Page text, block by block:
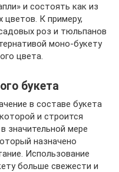
и состоять как из
цветов. К примеру,
роз и тюльпанов
моно-букету
цвета.
букета
в составе букета
и строится
значительной мере
назначено
Использование
больше свежести и